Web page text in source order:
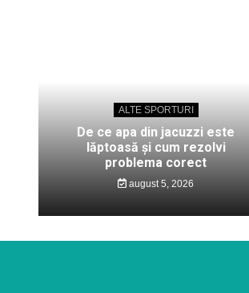
ALTE SPORTURI
De ce apa din jacuzzi este
lăptoasă și cum rezolvi
problema corect
august 5, 2026